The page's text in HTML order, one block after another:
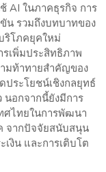
AI ในภาคธุรกิจ การ
น รวมถึงบทบาทของ
ริโภคยุคใหม่
เพิ่มประสิทธิภาพ
มท้าทายสำคัญของ
ประโยชน์เชิงกลยุทธ์
นอกจากนี้ยังมีการ
ศไทยในการพัฒนา
จากปัจจัยสนับสนุน
งิน และการเติบโต